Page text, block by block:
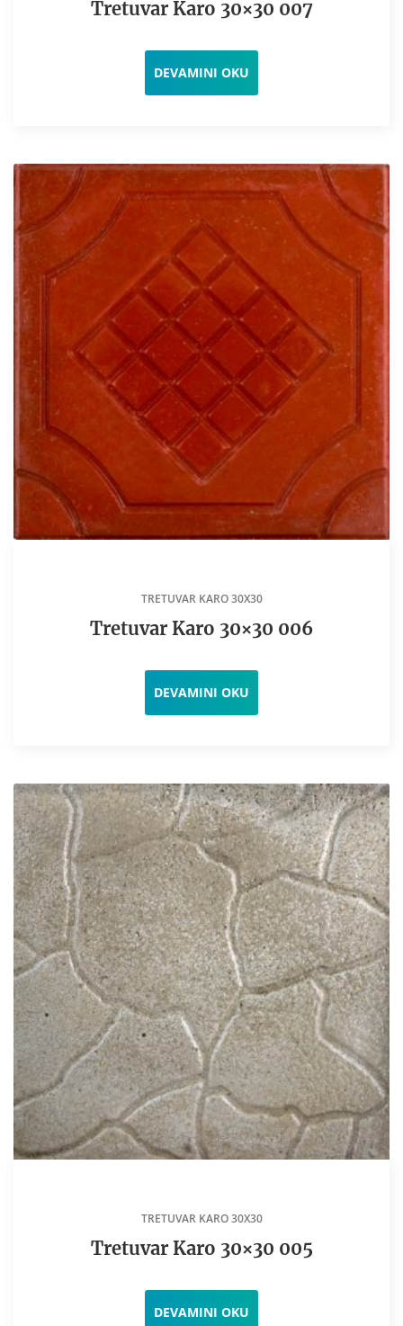
Tretuvar Karo 30×30 007
DEVAMINI OKU
TRETUVAR KARO 30X30
Tretuvar Karo 30×30 006
DEVAMINI OKU
TRETUVAR KARO 30X30
Tretuvar Karo 30×30 005
DEVAMINI OKU